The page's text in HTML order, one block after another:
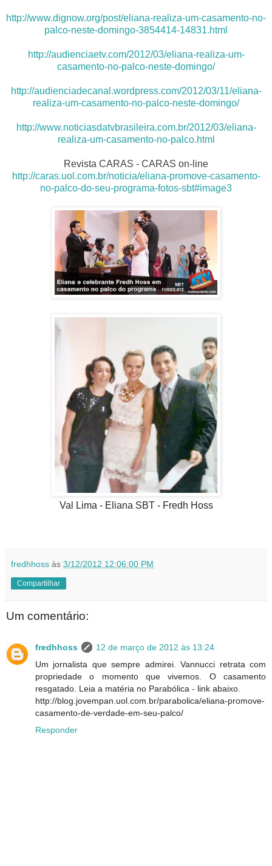
http://www.dignow.org/post/eliana-realiza-um-casamento-no-
palco-neste-domingo-3854414-14831.html
http://audienciaetv.com/2012/03/eliana-realiza-um-
casamento-no-palco-neste-domingo/
http://audienciadecanal.wordpress.com/2012/03/11/eliana-
realiza-um-casamento-no-palco-neste-domingo/
http://www.noticiasdatvbrasileira.com.br/2012/03/eliana-
realiza-um-casamento-no-palco.html
Revista CARAS - CARAS on-line
http://caras.uol.com.br/noticia/eliana-promove-casamento-
no-palco-do-seu-programa-fotos-sbt#image3
Val Lima - Eliana SBT - Fredh Hoss
fredhhoss às 3/12/2012 12:06:00 PM
Compartilhar
Um comentário:
fredhhoss
12 de março de 2012 às 13:24
Um jornalista que sempre admirei. Vannucci retrata com
propriedade o momento que vivemos. O casamento
resgatado. Leia a matéria no Parabólica - link abaixo.
http://blog.jovempan.uol.com.br/parabolica/eliana-promove-
casamento-de-verdade-em-seu-palco/
Responder